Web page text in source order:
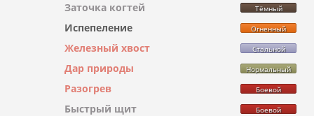
Заточка когтей Тёмный
Испепеление Огненный
Железный хвост Стальной
Дар природы Нормальный
Разогрев Боевой
Быстрый щит Боевой